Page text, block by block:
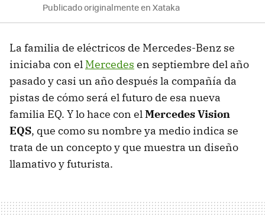
Publicado originalmente en Xataka
La familia de eléctricos de Mercedes-Benz se
iniciaba con el Mercedes en septiembre del año
pasado y casi un año después la compañía da
pistas de cómo será el futuro de esa nueva
familia EQ. Y lo hace con elMercedes Vision
EQS, que como su nombre ya medio indica se
trata de un concepto y que muestra un diseño
llamativo y futurista.